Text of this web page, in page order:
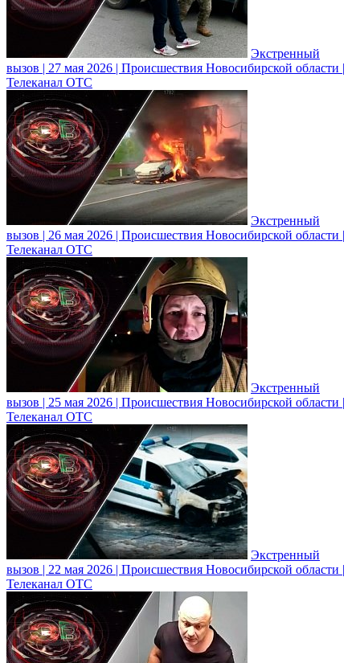
Экстренный
вызов | 27 мая 2026 | Происшествия Новосибирской области |
Телеканал ОТС
Экстренный
вызов | 26 мая 2026 | Происшествия Новосибирской области |
Телеканал ОТС
Экстренный
вызов | 25 мая 2026 | Происшествия Новосибирской области |
Телеканал ОТС
Экстренный
вызов | 22 мая 2026 | Происшествия Новосибирской области |
Телеканал ОТС